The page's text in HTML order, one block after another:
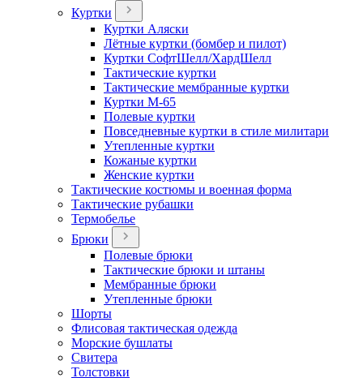
Куртки
Куртки Аляски
Лётные куртки (бомбер и пилот)
Куртки СофтШелл/ХардШелл
Тактические куртки
Тактические мембранные куртки
Куртки М-65
Полевые куртки
Повседневные куртки в стиле милитари
Утепленные куртки
Кожаные куртки
Женские куртки
Тактические костюмы и военная форма
Тактические рубашки
Термобелье
Брюки
Полевые брюки
Тактические брюки и штаны
Мембранные брюки
Утепленные брюки
Шорты
Флисовая тактическая одежда
Морские бушлаты
Свитера
Толстовки